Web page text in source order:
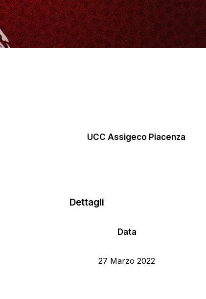
UCC Assigeco Piacenza
Dettagli
Data
27 Marzo 2022